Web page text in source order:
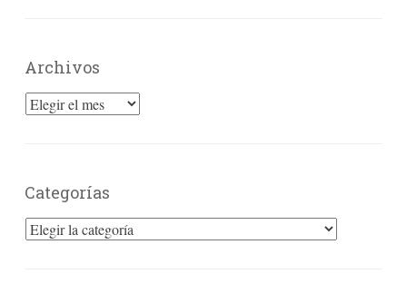
Archivos
Archivos
Categorías
Categorías